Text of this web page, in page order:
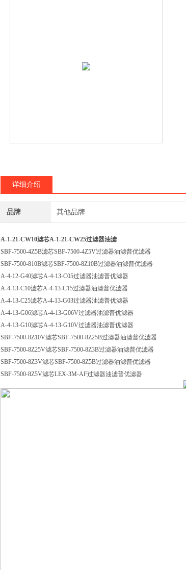
详细介绍
品牌 其他品牌
A-1-21-CW10滤芯A-1-21-CW25过滤器油滤
SBF-7500-4Z5B滤芯SBF-7500-4Z5V过滤器油滤普优滤器
SBF-7500-810B滤芯SBF-7500-8Z10B过滤器油滤普优滤器
A-4-12-G40滤芯A-4-13-C05过滤器油滤普优滤器
A-4-13-C10滤芯A-4-13-C15过滤器油滤普优滤器
A-4-13-C25滤芯A-4-13-G03过滤器油滤普优滤器
A-4-13-G06滤芯A-4-13-G06V过滤器油滤普优滤器
A-4-13-G10滤芯A-4-13-G10V过滤器油滤普优滤器
SBF-7500-8Z10V滤芯SBF-7500-8Z25B过滤器油滤普优滤器
SBF-7500-8Z25V滤芯SBF-7500-8Z3B过滤器油滤普优滤器
SBF-7500-8Z3V滤芯SBF-7500-8Z5B过滤器油滤普优滤器
SBF-7500-8Z5V滤芯LEX-3M-AF过滤器油滤普优滤器